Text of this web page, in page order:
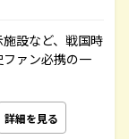
設など、戦国時
ァン必携の一
詳細を見る